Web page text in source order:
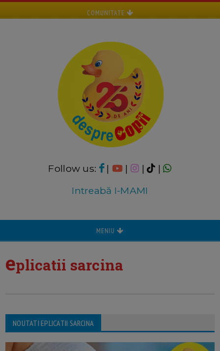
COMUNITATE
Follow us: | | |
|
Intreabă I-MAMI
MENIU
eplicatii sarcina
NOUTATI EPLICATII SARCINA